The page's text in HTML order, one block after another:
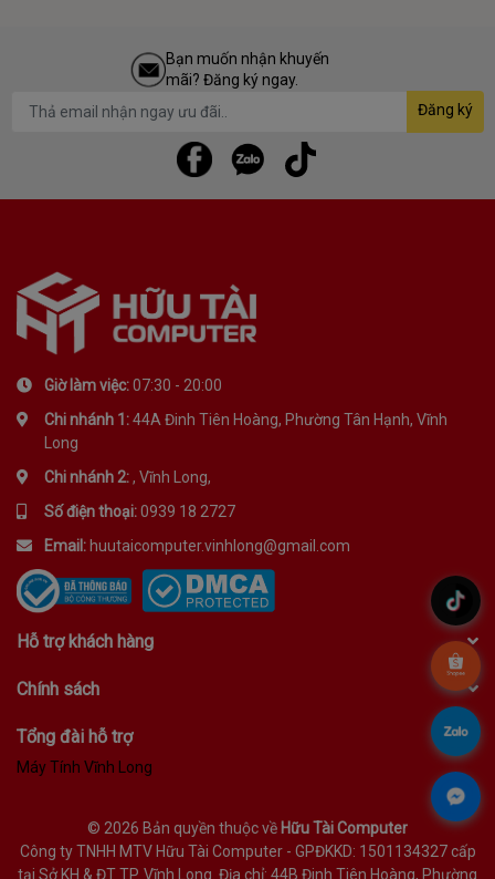
Bạn muốn nhận khuyến
mãi? Đăng ký ngay.
Đăng ký
Giờ làm việc:07:30 - 20:00
Chi nhánh 1:44A Đinh Tiên Hoàng, Phường Tân Hạnh, Vĩnh
Long
Chi nhánh 2:, Vĩnh Long,
Số điện thoại:0939 18 2727
Email: huutaicomputer.vinhlong@gmail.com
Hỗ trợ khách hàng
Chính sách
Tổng đài hỗ trợ
Máy Tính Vĩnh Long
© 2026 Bản quyền thuộc về Hữu Tài Computer
Công ty TNHH MTV Hữu Tài Computer - GPĐKKD: 1501134327 cấp
tại Sở KH & ĐT TP. Vĩnh Long. Địa chỉ: 44B Đinh Tiên Hoàng, Phường
.
.
.
.